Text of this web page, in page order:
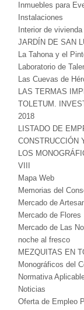
Inmuebles para
Instalaciones
Interior de vivienda
JARDÍN DE SAN
La Tahona y el
Laboratorio de
Las Cuevas de
LAS TERMAS
TOLETUM.
2018
LISTADO DE
CONSTRUCCIÓN
LOS
VIII
Mapa Web
Memorias del
Mercado de
Mercado de Flores
Mercado de Las
noche al fresco
MEZQUITAS EN
Monográficos del
Normativa
Noticias
Oferta de Empleo